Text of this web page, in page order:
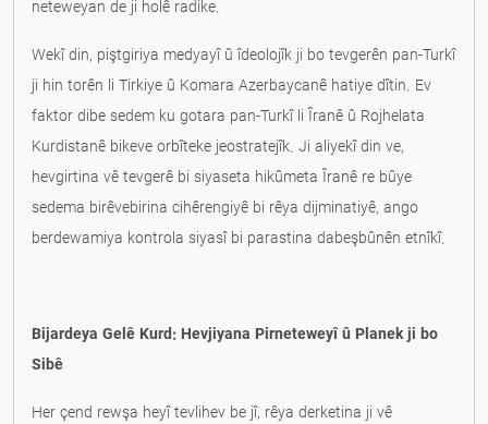
neteweyan de ji holê radike.
Wekî din, piştgiriya medyayî û îdeolojîk ji bo tevgerên pan-Turkî
ji hin torên li Tirkiye û Komara Azerbaycanê hatiye dîtin. Ev
faktor dibe sedem ku gotara pan-Turkî li Îranê û Rojhelata
Kurdistanê bikeve orbîteke jeostratejîk. Ji aliyekî din ve,
hevgirtina vê tevgerê bi siyaseta hikûmeta Îranê re bûye
sedema birêvebirina cihêrengiyê bi rêya dijminatiyê, ango
berdewamiya kontrola siyasî bi parastina dabeşbûnên etnîkî.
Bijardeya Gelê Kurd: Hevjiyana Pirneteweyî û Planek ji bo
Sibê
Her çend rewşa heyî tevlihev be jî, rêya derketina ji vê